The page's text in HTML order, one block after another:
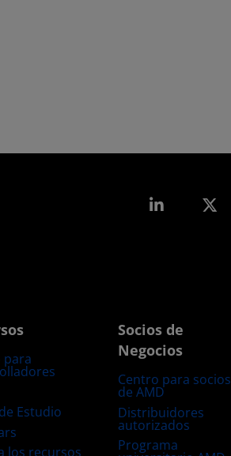
LinkedIn
para
Estudio
los recursos
Socios de
Negocios
Centro para socios
de AMD
Distribuidores
autorizados
Programa